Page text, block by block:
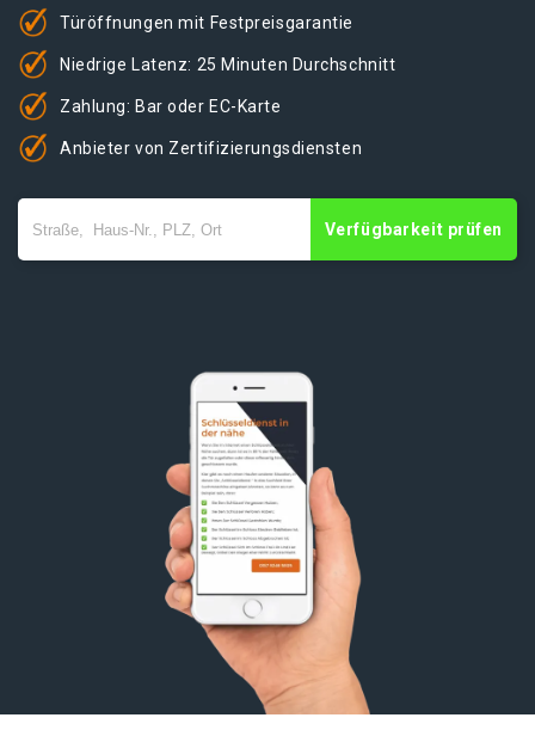
Türöffnungen mit Festpreisgarantie
Niedrige Latenz: 25 Minuten Durchschnitt
Zahlung: Bar oder EC-Karte
Anbieter von Zertifizierungsdiensten
Verfügbarkeit prüfen